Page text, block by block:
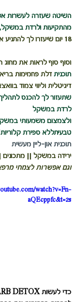
השיטה שעזרה לעשרות
מהתקיעות ולרדת
18 יום שיעזרו לך להתניע את ההרזיה שלך
וסוף סוף לראות את מחוג
תוכנית דלת פחמימות
דיגיטלית וליווי צמוד
שתעזור לך להכנס
לרדת במשקל
ולצמצום משמעותי
טבעיתללא ספירת
תוכנית און-ליין מעשית
ירידה במשקל || מתכונים
וגם אפשרות לצמחי
watch?v=Fn-
aQEcppfc&t=2s
כדי לעשות CARB DETOX,